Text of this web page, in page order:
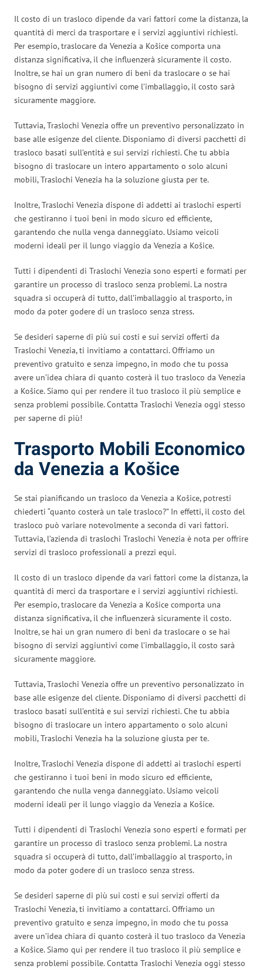
Il costo di un trasloco dipende da vari fattori come la distanza, la
quantità di merci da trasportare e i servizi aggiuntivi richiesti.
Per esempio, traslocare da Venezia a Košice comporta una
distanza significativa, il che influenzerà sicuramente il costo.
Inoltre, se hai un gran numero di beni da traslocare o se hai
bisogno di servizi aggiuntivi come l’imballaggio, il costo sarà
sicuramente maggiore.
Tuttavia, Traslochi Venezia offre un preventivo personalizzato in
base alle esigenze del cliente. Disponiamo di diversi pacchetti di
trasloco basati sull’entità e sui servizi richiesti. Che tu abbia
bisogno di traslocare un intero appartamento o solo alcuni
mobili, Traslochi Venezia ha la soluzione giusta per te.
Inoltre, Traslochi Venezia dispone di addetti ai traslochi esperti
che gestiranno i tuoi beni in modo sicuro ed efficiente,
garantendo che nulla venga danneggiato. Usiamo veicoli
moderni ideali per il lungo viaggio da Venezia a Košice.
Tutti i dipendenti di Traslochi Venezia sono esperti e formati per
garantire un processo di trasloco senza problemi. La nostra
squadra si occuperà di tutto, dall’imballaggio al trasporto, in
modo da poter godere di un trasloco senza stress.
Se desideri saperne di più sui costi e sui servizi offerti da
Traslochi Venezia, ti invitiamo a contattarci. Offriamo un
preventivo gratuito e senza impegno, in modo che tu possa
avere un’idea chiara di quanto costerà il tuo trasloco da Venezia
a Košice. Siamo qui per rendere il tuo trasloco il più semplice e
senza problemi possibile. Contatta Traslochi Venezia oggi stesso
per saperne di più!
Trasporto Mobili Economico
da Venezia a Košice
Se stai pianificando un trasloco da Venezia a Košice, potresti
chiederti “quanto costerà un tale trasloco?” In effetti, il costo del
trasloco può variare notevolmente a seconda di vari fattori.
Tuttavia, l’azienda di traslochi Traslochi Venezia è nota per offrire
servizi di trasloco professionali a prezzi equi.
Il costo di un trasloco dipende da vari fattori come la distanza, la
quantità di merci da trasportare e i servizi aggiuntivi richiesti.
Per esempio, traslocare da Venezia a Košice comporta una
distanza significativa, il che influenzerà sicuramente il costo.
Inoltre, se hai un gran numero di beni da traslocare o se hai
bisogno di servizi aggiuntivi come l’imballaggio, il costo sarà
sicuramente maggiore.
Tuttavia, Traslochi Venezia offre un preventivo personalizzato in
base alle esigenze del cliente. Disponiamo di diversi pacchetti di
trasloco basati sull’entità e sui servizi richiesti. Che tu abbia
bisogno di traslocare un intero appartamento o solo alcuni
mobili, Traslochi Venezia ha la soluzione giusta per te.
Inoltre, Traslochi Venezia dispone di addetti ai traslochi esperti
che gestiranno i tuoi beni in modo sicuro ed efficiente,
garantendo che nulla venga danneggiato. Usiamo veicoli
moderni ideali per il lungo viaggio da Venezia a Košice.
Tutti i dipendenti di Traslochi Venezia sono esperti e formati per
garantire un processo di trasloco senza problemi. La nostra
squadra si occuperà di tutto, dall’imballaggio al trasporto, in
modo da poter godere di un trasloco senza stress.
Se desideri saperne di più sui costi e sui servizi offerti da
Traslochi Venezia, ti invitiamo a contattarci. Offriamo un
preventivo gratuito e senza impegno, in modo che tu possa
avere un’idea chiara di quanto costerà il tuo trasloco da Venezia
a Košice. Siamo qui per rendere il tuo trasloco il più semplice e
senza problemi possibile. Contatta Traslochi Venezia oggi stesso